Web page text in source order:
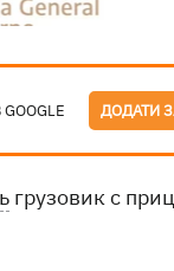
ДОДАТИ
грузовик с